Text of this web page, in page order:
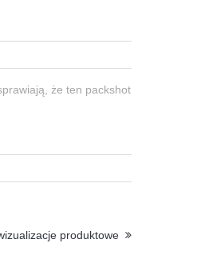
że ten packshot
produktowe